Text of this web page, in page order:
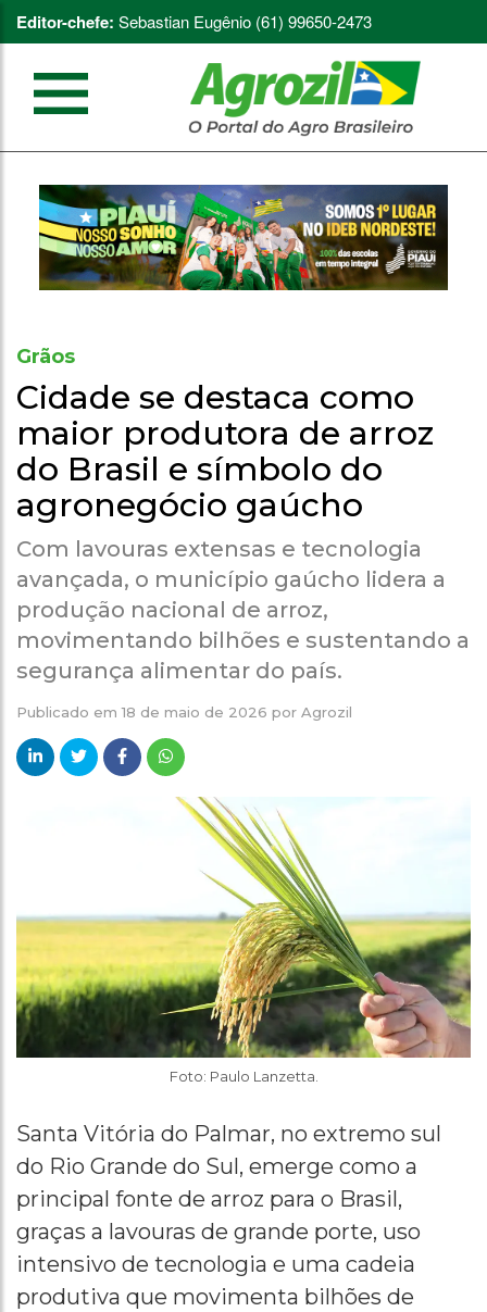
Editor-chefe: Sebastian Eugênio (61) 99650-2473
Grãos
Cidade se destaca como
maior produtora de arroz
do Brasil e símbolo do
agronegócio gaúcho
Com lavouras extensas e tecnologia
avançada, o município gaúcho lidera a
produção nacional de arroz,
movimentando bilhões e sustentando a
segurança alimentar do país.
Publicado em18 de maio de 2026 por Agrozil
Foto: Paulo Lanzetta.
Santa Vitória do Palmar, no extremo sul
do Rio Grande do Sul, emerge como a
principal fonte de arroz para o Brasil,
graças a lavouras de grande porte, uso
intensivo de tecnologia e uma cadeia
produtiva que movimenta bilhões de